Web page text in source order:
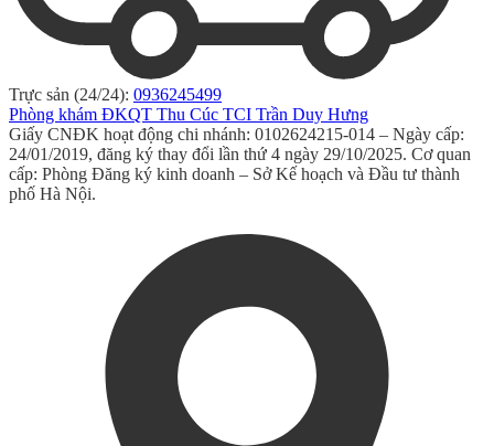
Trực sản (24/24): 0936245499
Phòng khám ĐKQT Thu Cúc TCI Trần Duy Hưng
Giấy CNĐK hoạt động chi nhánh: 0102624215-014 – Ngày cấp:
24/01/2019, đăng ký thay đổi lần thứ 4 ngày 29/10/2025. Cơ quan
cấp: Phòng Đăng ký kinh doanh – Sở Kế hoạch và Đầu tư thành
phố Hà Nội.